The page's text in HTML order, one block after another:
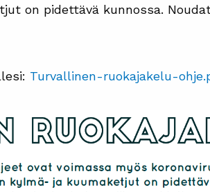
on pidettävä kunnossa.
Turvallinen-ruokajakelu-